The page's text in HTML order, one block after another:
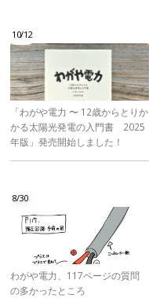
10/12
「わがや電力 〜 12歳からとりか
かる太陽光発電の入門書 2025
年版」発売開始しました！
8/30
わがや電力、117ページの質問
の多かったところ